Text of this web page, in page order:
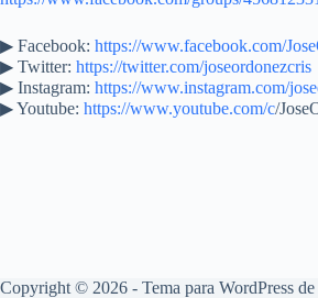
▶ Facebook: https://www.facebook.com/
▶ Twitter: https://twitter.com/joseordonezcris
▶ Instagram: https://www.instagram.com/
▶ Youtube: https://www.youtube.com/c/
Copyright © 2026 - Tema para WordPress de